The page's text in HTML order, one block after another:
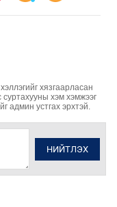
хязгаарласан
суртахууны хэм хэмжээг
админ устгах эрхтэй.
НИЙТЛЭХ